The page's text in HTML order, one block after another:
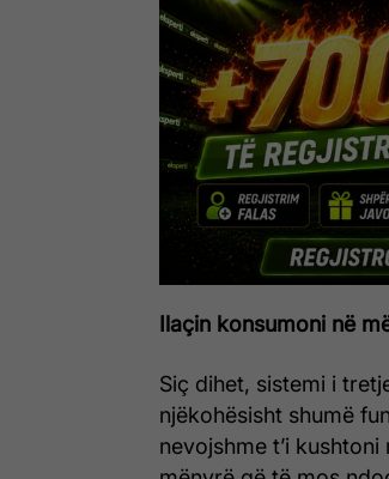
Ilaçin konsumoni në
Siç dihet, sistemi i
njëkohësisht shumë
nevojshme t’i